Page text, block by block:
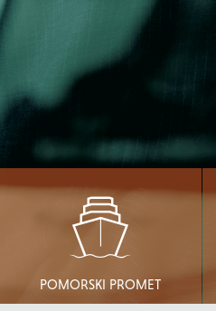
POMORSKI PROMET